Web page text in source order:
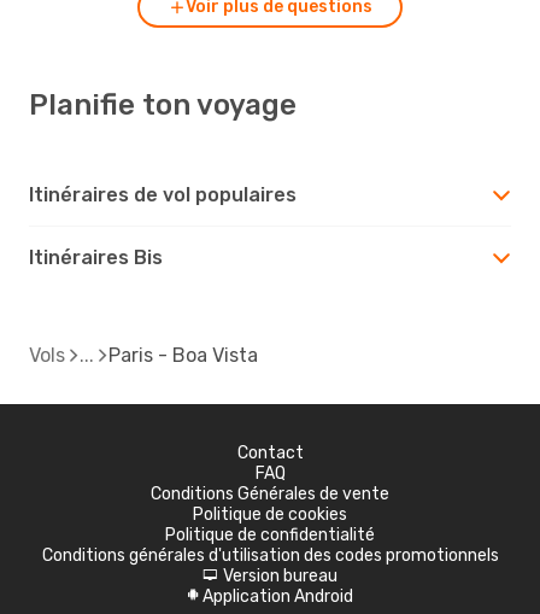
Voir plus de questions
Planifie ton voyage
Itinéraires de vol populaires
Itinéraires Bis
Vols Paris - Boa Vista
Contact
FAQ
Conditions Générales de vente
Politique de cookies
Politique de confidentialité
Conditions générales d'utilisation des codes promotionnels
d Version bureau
A Application Android